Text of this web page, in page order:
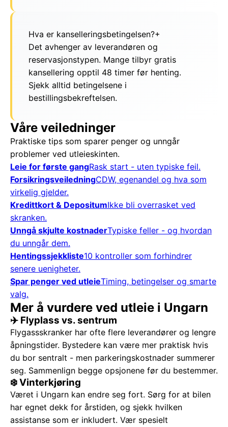
Hva er kanselleringsbetingelsen?+
Det avhenger av leverandøren og
reservasjonstypen. Mange tilbyr gratis
kansellering opptil 48 timer før henting.
Sjekk alltid betingelsene i
bestillingsbekreftelsen.
Våre veiledninger
Praktiske tips som sparer penger og unngår
problemer ved utleieskinten.
Leie for første gangRask start - uten typiske feil.
ForsikringsveiledningCDW, egenandel og hva som
virkelig gjelder.
Kredittkort & DepositumIkke bli overrasket ved
skranken.
Unngå skjulte kostnaderTypiske feller - og hvordan
du unngår dem.
Hentingssjekkliste10 kontroller som forhindrer
senere uenigheter.
Spar penger ved utleieTiming, betingelser og smarte
valg.
Mer å vurdere ved utleie i Ungarn
✈️ Flyplass vs. sentrum
Flygassskranker har ofte flere leverandører og lengre
åpningstider. Bystedere kan være mer praktisk hvis
du bor sentralt - men parkeringskostnader summerer
seg. Sammenlign begge opsjonene før du bestemmer.
❄️ Vinterkjøring
Været i Ungarn kan endre seg fort. Sørg for at bilen
har egnet dekk for årstiden, og sjekk hvilken
assistanse som er inkludert. Vær spesielt